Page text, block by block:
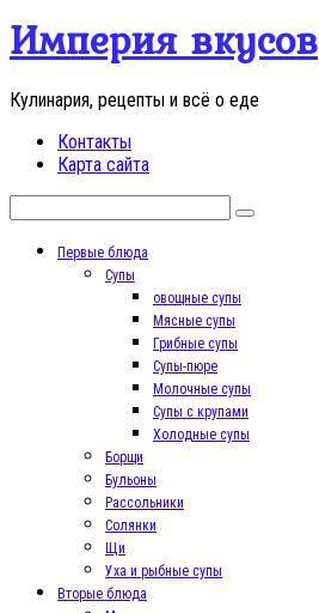
Перейти
контенту
Империя вкусов
Кулинария, рецепты и всё о еде
Контакты
Карта сайта
Первые блюда
Супы
овощные супы
Мясные супы
Грибные супы
Супы-пюре
Молочные супы
Супы с крупами
Холодные супы
Борщи
Бульоны
Рассольники
Солянки
Щи
Уха и рыбные супы
Вторые блюда